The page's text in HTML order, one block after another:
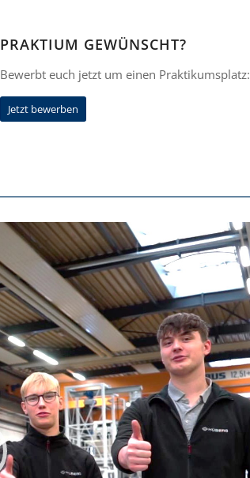
PRAKTIUM GEWÜNSCHT?
Bewerbt euch jetzt um einen Praktikumsplatz:
Jetzt bewerben